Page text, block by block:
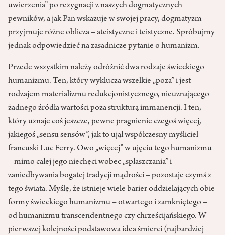
uwierzenia” po rezygnacji z naszych dogmatycznych
pewników, a jak Pan wskazuje w swojej pracy, dogmatyzm
przyjmuje różne oblicza – ateistyczne i teistyczne. Spróbujmy
jednak odpowiedzieć na zasadnicze pytanie o humanizm.
Przede wszystkim należy odróżnić dwa rodzaje świeckiego
humanizmu. Ten, który wyklucza wszelkie „poza” i jest
rodzajem materializmu redukcjonistycznego, nieuznającego
żadnego źródła wartości poza strukturą immanencji. I ten,
który uznaje coś jeszcze, pewne pragnienie czegoś więcej,
jakiegoś „sensu sensów”, jak to ujął współczesny myśliciel
francuski Luc Ferry. Owo „więcej” w ujęciu tego humanizmu
– mimo całej jego niechęci wobec „spłaszczania” i
zaniedbywania bogatej tradycji mądrości – pozostaje czymś z
tego świata. Myślę, że istnieje wiele barier oddzielających obie
formy świeckiego humanizmu – otwartego i zamkniętego –
od humanizmu transcendentnego czy chrześcijańskiego. W
pierwszej kolejności podstawowa idea śmierci (najbardziej